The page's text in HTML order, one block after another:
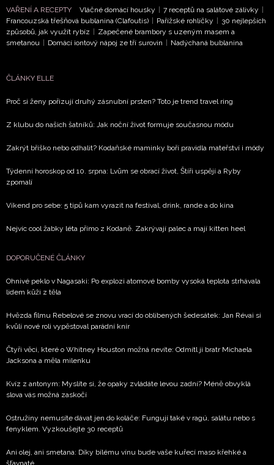
NEWSLETTER
podmínkami společnosti BurdaMedia Extra s.r.o.
ochrany soukromí- BurdaMedia Extra s.r.o. bude s
Chcete navíc dostávat i další zajímavé a exkluzivní
zpracováním údajů k tomuto účelu podleZásad ochrany
VAŘENÍ A RECEPTY Vláčné domácí housky | 7 receptů na salátové zálivky |
Francouzská třešňová bublanina (Clafoutis) | Pařížské rohlíčky | 30 nejlepších
způsobů, jak využít rybíz | Zapečené brambory s uzeným masem a
smetanou | Domácí iontový nápoj ze tří surovin | Nadýchaná bublanina
ČLÁNKY ELLE
Proč si ženy pořizují druhý zásnubní prsten? Toto je trend travel ring
Z klubu do našich šatníků: Jak noční život formuje současnou módu
Zakrýt bříško nebo odhalit? Kodaňské maminky boří pravidla mateřství i módy
Týdenní horoskop od 10. srpna: Lvům se obrací život, Štíři uspějí a Ryby
zpomalí
Víkend pro sebe: 5 tipů kam vyrazit na festival, drink, rande a do kina
Nejvíc cool žabky léta přímo z Kodaně. Zakrývají palec a mají kitten heel
DOPORUČENÉ ČLÁNKY
Ohnivé peklo v Nagasaki: Po explozi atomové bomby vysoká teplota strhávala
lidem kůži z těla
Hvězda filmu Rebelové se znovu vrací do oblíbených šedesátek: Jan Révai si
kvůli nové roli vypěstoval parádní knír
Čtyři věci, které o Whitney Houston možná nevíte: Odmítl ji bratr Michaela
Jacksona a měla milenku
Kvíz z antonym: Myslíte si, že opaky zvládáte levou zadní? Méně obvyklá
slova vás možná zaskočí
Ostružiny nemusíte dávat jen do koláče: Fungují také v ragú, salátu nebo s
fenyklem. Vyzkoušejte 30 receptů
Ani olej, ani smetana: Díky bílému vínu bude vaše kuřecí maso křehké a
šťavnaté